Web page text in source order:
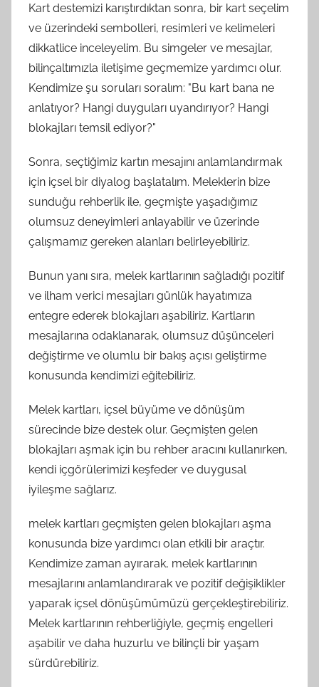
Kart destemizi karıştırdıktan sonra, bir kart seçelim
ve üzerindeki sembolleri, resimleri ve kelimeleri
dikkatlice inceleyelim. Bu simgeler ve mesajlar,
bilinçaltımızla iletişime geçmemize yardımcı olur.
Kendimize şu soruları soralım: "Bu kart bana ne
anlatıyor? Hangi duyguları uyandırıyor? Hangi
blokajları temsil ediyor?"
Sonra, seçtiğimiz kartın mesajını anlamlandırmak
için içsel bir diyalog başlatalım. Meleklerin bize
sunduğu rehberlik ile, geçmişte yaşadığımız
olumsuz deneyimleri anlayabilir ve üzerinde
çalışmamız gereken alanları belirleyebiliriz.
Bunun yanı sıra, melek kartlarının sağladığı pozitif
ve ilham verici mesajları günlük hayatımıza
entegre ederek blokajları aşabiliriz. Kartların
mesajlarına odaklanarak, olumsuz düşünceleri
değiştirme ve olumlu bir bakış açısı geliştirme
konusunda kendimizi eğitebiliriz.
Melek kartları, içsel büyüme ve dönüşüm
sürecinde bize destek olur. Geçmişten gelen
blokajları aşmak için bu rehber aracını kullanırken,
kendi içgörülerimizi keşfeder ve duygusal
iyileşme sağlarız.
melek kartları geçmişten gelen blokajları aşma
konusunda bize yardımcı olan etkili bir araçtır.
Kendimize zaman ayırarak, melek kartlarının
mesajlarını anlamlandırarak ve pozitif değişiklikler
yaparak içsel dönüşümümüzü gerçekleştirebiliriz.
Melek kartlarının rehberliğiyle, geçmiş engelleri
aşabilir ve daha huzurlu ve bilinçli bir yaşam
sürdürebiliriz.